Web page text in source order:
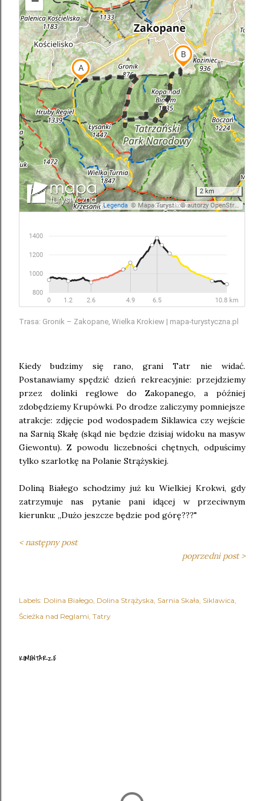
Trasa: Gronik – Zakopane, Wielka Krokiew | mapa-turystyczna.pl
Kiedy budzimy się rano, grani Tatr nie widać.
Postanawiamy spędzić dzień rekreacyjnie: przejdziemy
przez dolinki reglowe do Zakopanego, a później
zdobędziemy Krupówki. Po drodze zaliczymy pomniejsze
atrakcje: zdjęcie pod wodospadem Siklawica czy wejście
na Sarnią Skałę (skąd nie będzie dzisiaj widoku na masyw
Giewontu). Z powodu liczebności chętnych, odpuścimy
tylko szarlotkę na Polanie Strążyskiej.
Doliną Białego schodzimy już ku Wielkiej Krokwi, gdy
zatrzymuje nas pytanie pani idącej w przeciwnym
kierunku: ,,Dużo jeszcze będzie pod górę???"
< następny post
poprzedni post >
Labels: Dolina Białego Dolina Strążyska Sarnia Skała Siklawica
Ścieżka nad Reglami Tatry
KOMENTARZE